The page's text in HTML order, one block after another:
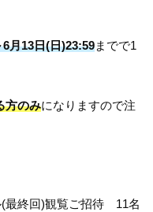
月13日(日)23:59までで1
方のみになりますので注
(最終回)観覧ご招待 11名